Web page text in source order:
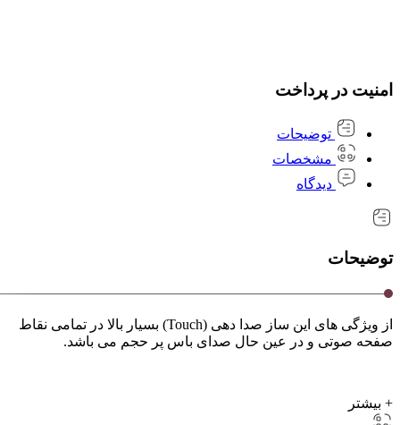
امنیت در پرداخت
توضیحات
مشخصات
دیدگاه
توضیحات
از ویژگی های این ساز صدا دهی (Touch) بسیار بالا در تمامی نقاط
صفحه صوتی و در عین حال صدای باس پر حجم می باشد.
+ بیشتر